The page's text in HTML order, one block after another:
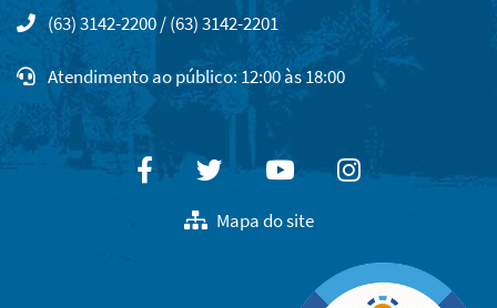
(63) 3142-2200 / (63) 3142-2201
Atendimento ao público: 12:00 às 18:00
FacebookTwitterYoutubeInstagram
Mapa do site